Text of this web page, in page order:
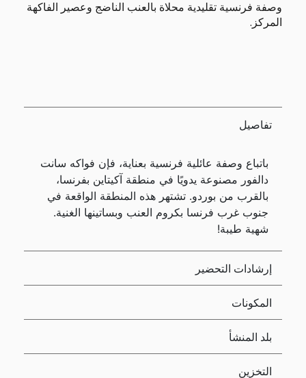
وصفة فرنسية تقليدية محلاة بالعنب الناضج وعصير الفاكهة
المركز.
تفاصيل
باتباع وصفة عائلية فرنسية بعناية، فإن فواكه سانت
دالفور مصنوعة يدويًا في منطقة آكيتاين بفرنسا،
بالقرب من بوردو. تشتهر هذه المنطقة الواقعة في
جنوب غرب فرنسا بكروم العنب وبساتينها الغنية.
شهية طيبة!
إرشادات التحضير
المكونات
بلد المنشأ
التخزين